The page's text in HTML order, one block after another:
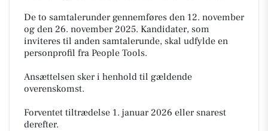
De to samtalerunder gennemføres den 12. november
og den 26. november 2025. Kandidater, som
inviteres til anden samtalerunde, skal udfylde en
personprofil fra People Tools.
Ansættelsen sker i henhold til gældende
overenskomst.
Forventet tiltrædelse 1. januar 2026 eller snarest
derefter.